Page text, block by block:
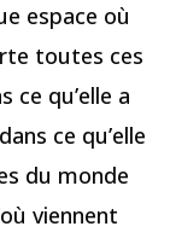
espace où
toutes ces
ce qu’elle a
ce qu’elle
du monde
viennent